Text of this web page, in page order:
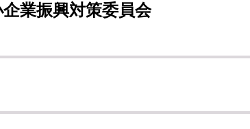
業振興対策委員会